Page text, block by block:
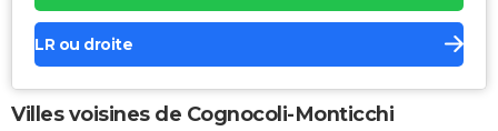
LR ou droite
Villes voisines de Cognocoli-Monticchi